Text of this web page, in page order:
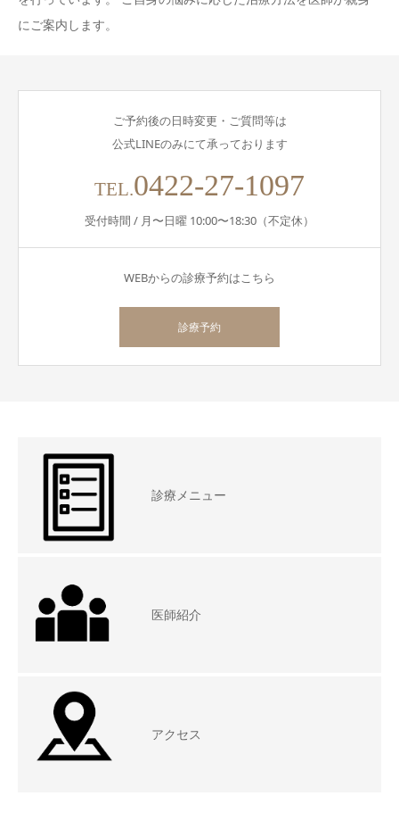
にご案内します。
ご予約後の日時変更・ご質問等は
公式LINEのみにて承っております
TEL.0422-27-1097
受付時間 / 月〜日曜 10:00〜18:30（不定休）
WEBからの診療予約はこちら
診療予約
診療メニュー
医師紹介
アクセス